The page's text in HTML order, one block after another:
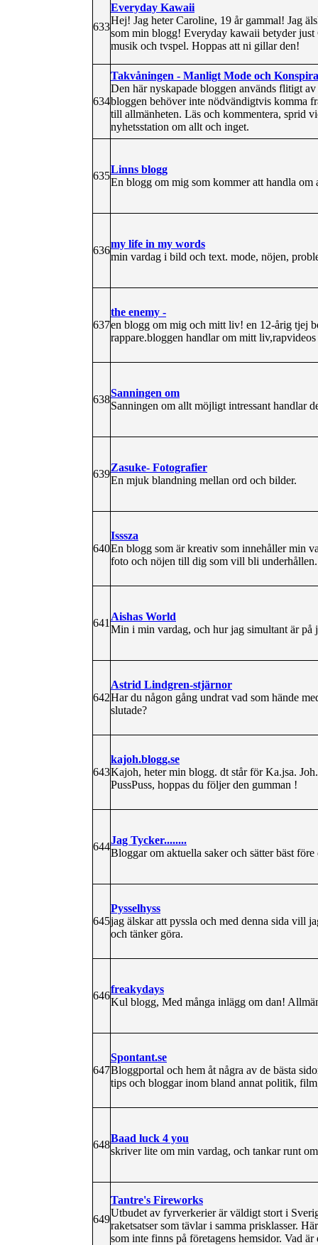
633
Everyday Kawaii
Hej! Jag heter Caroline, 19 år gammal! Jag
som min blogg! Everyday kawaii betyder
musik och tvspel. Hoppas att ni gillar den!
634
Takvåningen - Manligt Mode och
Den här nyskapade bloggen används flitigt
bloggen behöver inte nödvändigtvis komma
till allmänheten. Läs och kommentera, sprid
nyhetsstation om allt och inget.
635
Linns blogg
En blogg om mig som kommer att handla
636
my life in my words
min vardag i bild och text. mode, nöjen,
637
the enemy -
en blogg om mig och mitt liv! en 12-årig tjej
rappare.bloggen handlar om mitt
638
Sanningen om
Sanningen om allt möjligt intressant handlar
639
Zasuke- Fotografier
En mjuk blandning mellan ord och bilder.
640
Isssza
En blogg som är kreativ som innehåller min
foto och nöjen till dig som vill bli underhållen.
641
Aishas World
Min i min vardag, och hur jag simultant är på
642
Astrid Lindgren-stjärnor
Har du någon gång undrat vad som hände
slutade?
643
kajoh.blogg.se
Kajoh, heter min blogg. dt står för Ka.jsa.
PussPuss, hoppas du följer den gumman !
644
Jag Tycker........
Bloggar om aktuella saker och sätter bäst
645
Pysselhyss
jag älskar att pyssla och med denna sida vill
och tänker göra.
646
freakydays
Kul blogg, Med många inlägg om dan!
647
Spontant.se
Bloggportal och hem åt några av de bästa
tips och bloggar inom bland annat politik,
648
Baad luck 4 you
skriver lite om min vardag, och tankar runt
649
Tantre's Fireworks
Utbudet av fyrverkerier är väldigt stort i
raketsatser som tävlar i samma prisklasser.
som inte finns på företagens hemsidor. Vad